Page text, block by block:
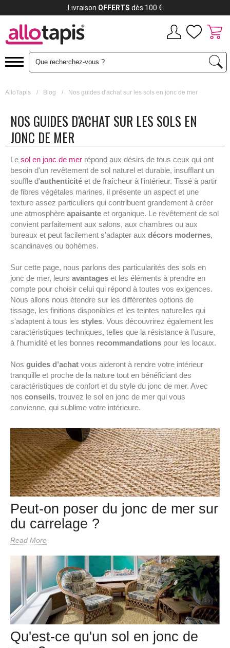
AlloTapis / Blog / Nos guides d'achat sur les sols en jonc de mer
NOS GUIDES D'ACHAT SUR LES SOLS EN
JONC DE MER
Le sol en jonc de mer répond aux désirs de tous ceux qui ont
besoin d'un revêtement de sol naturel et durable, insufflant un
souffle d'authenticité et de fraîcheur à l'intérieur. Tissé à partir
de fibres végétales marines, il présente un aspect et une
texture assez particuliers qui contribuent grandement à créer
une atmosphère apaisante et organique. Le revêtement de sol
convient parfaitement aux salons, aux chambres ou aux
bureaux et peut facilement s'adapter aux décors modernes,
scandinaves ou bohèmes.
Sur cette page, nous parlons des particularités des sols en
jonc de mer, leurs avantages et les éléments à prendre en
compte pour choisir celui qui répond à toutes vos exigences.
Nous allons nous étendre sur les différentes options de
tissage, les finitions disponibles et les teintes naturelles qui
s'adaptent à tous les styles. Vous découvrirez également les
caractéristiques techniques, telles que la résistance à l'usure,
à l'humidité et les bonnes recommandations pour les locaux.
Nos guides d’achat vous aideront à rendre votre intérieur
tranquille et proche de la nature tout en bénéficiant des
caractéristiques de confort et du style du jonc de mer. Avec
nos conseils, trouvez le sol en jonc de mer qui vous
convienne, qui sublime votre intérieure.
Peut-on poser du jonc de mer sur
du carrelage ?
Read More
Qu'est-ce qu'un sol en jonc de
Livraison OFFERTS dès 100 €